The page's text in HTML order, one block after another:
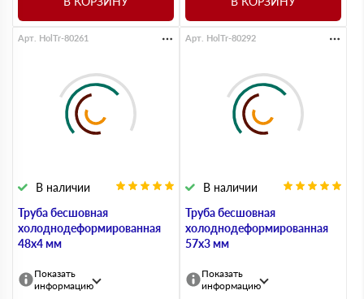
Труба бесшовная
холоднодеформированная
48х4 мм
В наличии
Арт. HolTr-80261
Показать
информацию
Труба бесшовная
холоднодеформированная
57х3 мм
В наличии
Арт. HolTr-80292
Показать
информацию